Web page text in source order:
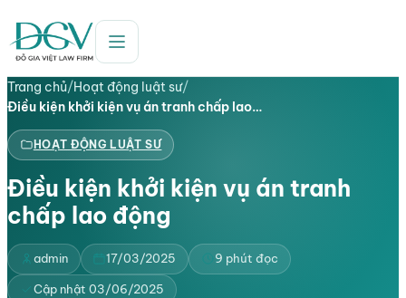
Trang chủ/Hoạt động luật sư/
Điều kiện khởi kiện vụ án tranh chấp lao…
HOẠT ĐỘNG LUẬT SƯ
Điều kiện khởi kiện vụ án tranh
chấp lao động
admin 17/03/2025 9 phút đọc
Cập nhật 03/06/2025